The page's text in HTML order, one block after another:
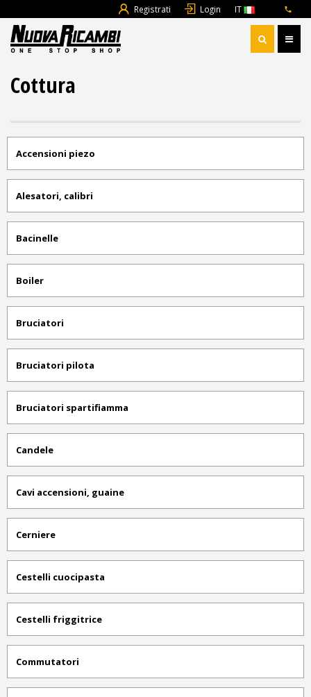
Registrati Login IT
Cottura
Accensioni piezo
Alesatori, calibri
Bacinelle
Boiler
Bruciatori
Bruciatori pilota
Bruciatori spartifiamma
Candele
Cavi accensioni, guaine
Cerniere
Cestelli cuocipasta
Cestelli friggitrice
Commutatori